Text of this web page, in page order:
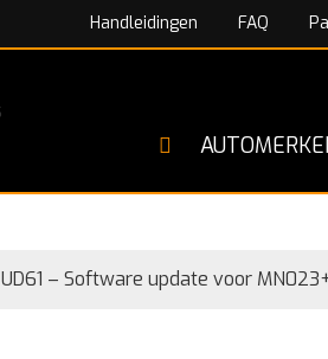
Handleidingen FAQ
UD61 – Software update voor